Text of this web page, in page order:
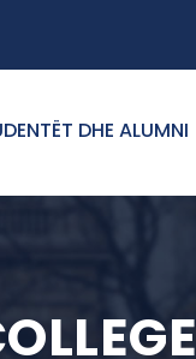
DHE ALUMNI